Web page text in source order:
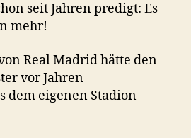
seit Jahren predigt: Es
mehr!
Real Madrid hätte den
vor Jahren
dem eigenen Stadion